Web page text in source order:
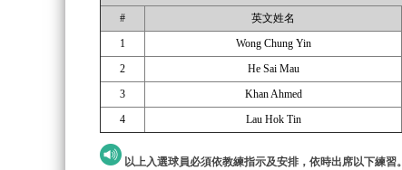
#
英文姓名
1
Wong Chung Yin
2
He Sai Mau
3
Khan Ahmed
4
Lau Hok Tin
以上入選球員必須依教練指示及安排，依時出席以下練習。